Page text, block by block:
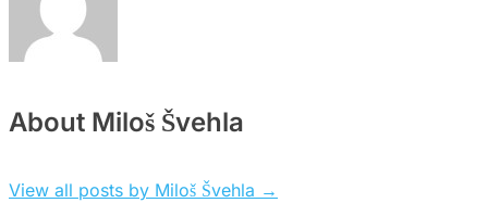
About Miloš Švehla
View all posts by Miloš Švehla →